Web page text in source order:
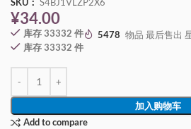
¥34.00
库存 33332 件 5478 物品 最后售出
库存 33332 件
加入购物车
Add to compare